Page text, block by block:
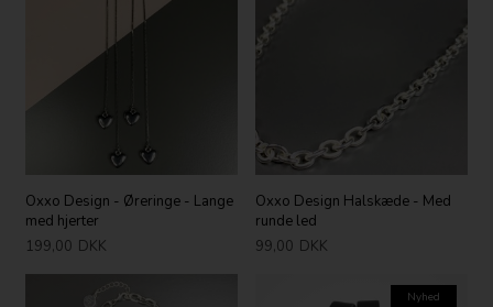
Oxxo Design - Øreringe - Lange
med hjerter
199,00 DKK
Oxxo Design Halskæde - Med
runde led
99,00 DKK
Nyhed